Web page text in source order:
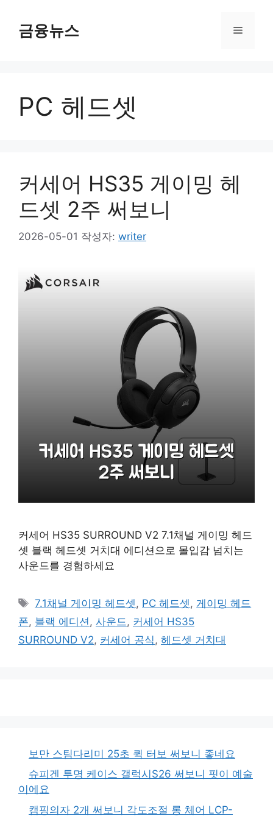
금융뉴스 메
PC 헤드셋
커세어 HS35 게이밍 헤
드셋 2주 써보니
2026-05-01 작성자: writer
커세어 HS35 SURROUND V2 7.1채널 게이밍 헤드
셋 블랙 헤드셋 거치대 에디션으로 몰입감 넘치는
사운드를 경험하세요
태
그
7.1채널 게이밍 헤드셋 , PC 헤드셋 , 게이밍 헤드
폰, 블랙 에디션 , 사운드 , 커세어 HS35
SURROUND V2, 커세어 공식 , 헤드셋 거치대
보만 스팀다리미 25초 퀵 터보 써보니 좋네요
슈피겐 투명 케이스 갤럭시S26 써보니 핏이 예술
이에요
캠핑의자 2개 써보니 각도조절 롱 체어 LCP-